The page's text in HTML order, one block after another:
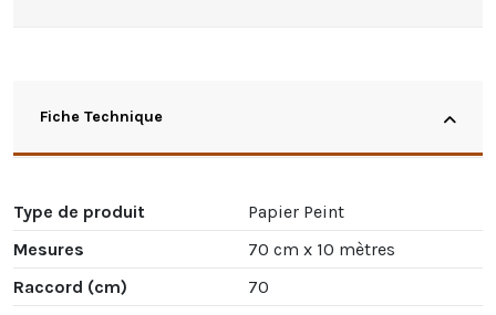
Fiche Technique
Type de produit
Papier Peint
Mesures
70 cm x 10 mètres
Raccord (cm)
70